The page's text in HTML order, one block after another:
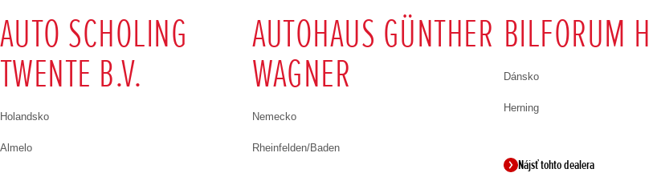
AUTO SCHOLING
TWENTE B.V.
Holandsko
Almelo
AUTOHAUS GÜNTHER
WAGNER
Nemecko
Rheinfelden/Baden
BILFORUM
Dánsko
Herning
Nájsť tohto dealera